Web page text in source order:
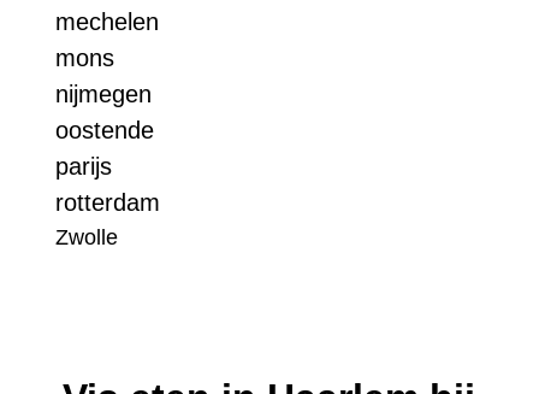
mechelen
mons
nijmegen
oostende
parijs
rotterdam
Zwolle